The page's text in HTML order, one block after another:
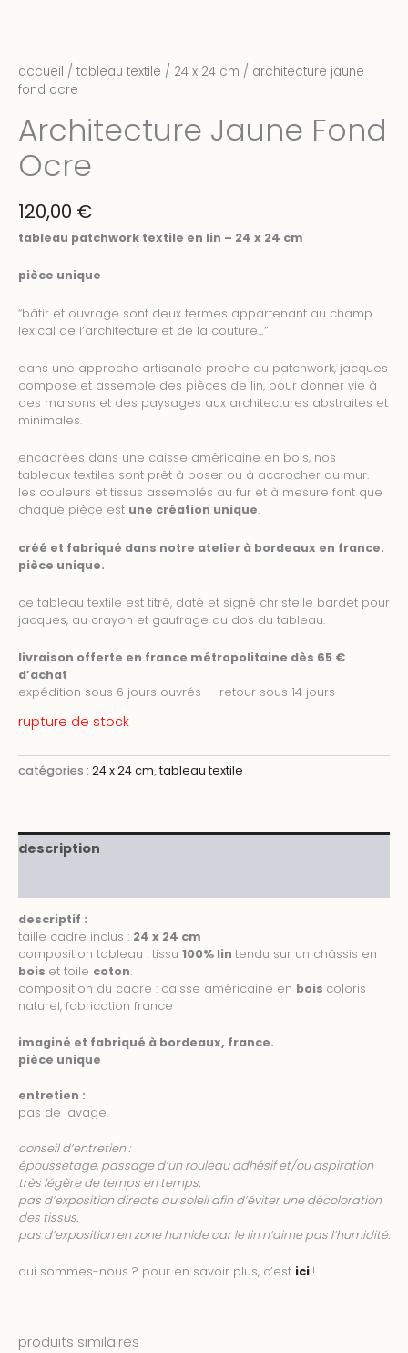
accueil / tableau textile / 24 x 24 cm / architecture jaune
fond ocre
Architecture Jaune Fond
Ocre
120,00 €
tableau patchwork textile en lin – 24 x 24 cm
pièce unique
“bâtir et ouvrage sont deux termes appartenant au champ
lexical de l’architecture et de la couture…”
dans une approche artisanale proche du patchwork, jacques
compose et assemble des pièces de lin, pour donner vie à
des maisons et des paysages aux architectures abstraites et
minimales.
encadrées dans une caisse américaine en bois, nos
tableaux textiles sont prêt à poser ou à accrocher au mur.
les couleurs et tissus assemblés au fur et à mesure font que
chaque pièce est une création unique.
créé et fabriqué dans notre atelier à bordeaux en france.
pièce unique.
ce tableau textile est titré, daté et signé christelle bardet pour
jacques, au crayon et gaufrage au dos du tableau.
livraison offerte en france métropolitaine dès 65 €
d’achat
expédition sous 6 jours ouvrés – retour sous 14 jours
rupture de stock
catégories : 24 x 24 cm,tableau textile
description
descriptif :
taille cadre inclus : 24 x 24 cm
composition tableau : tissu 100% lin tendu sur un châssis en
bois et toile coton.
composition du cadre : caisse américaine en bois coloris
naturel, fabrication france
imaginé et fabriqué à bordeaux, france.
pièce unique
entretien :
pas de lavage.
conseil d’entretien :
époussetage, passage d’un rouleau adhésif et/ou aspiration
très légère de temps en temps.
pas d’exposition directe au soleil afin d’éviter une décoloration
des tissus.
pas d’exposition en zone humide car le lin n’aime pas l’humidité.
qui sommes-nous ? pour en savoir plus, c’est ici !
produits similaires